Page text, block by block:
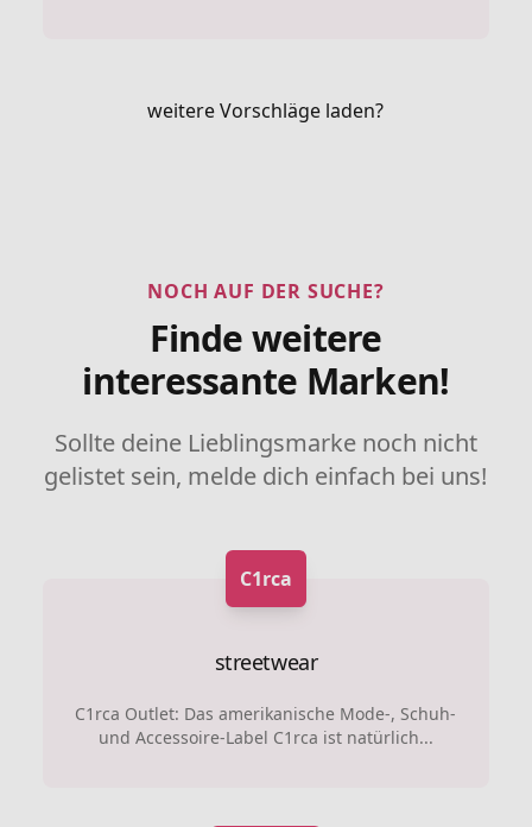
weitere Vorschläge laden?
NOCH AUF DER SUCHE?
Finde weitere
interessante Marken!
Sollte deine Lieblingsmarke noch nicht
gelistet sein, melde dich einfach bei uns!
C1rca
streetwear
C1rca Outlet: Das amerikanische Mode-, Schuh-
und Accessoire-Label C1rca ist natürlich...